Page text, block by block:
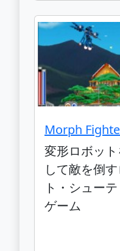
Morph
変形ロボッ
して敵を倒
ト・シュー
ゲーム